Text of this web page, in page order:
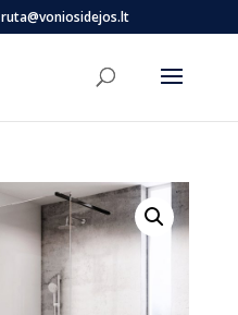
ruta@voniosidejos.lt